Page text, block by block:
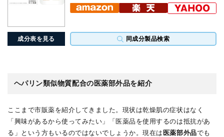
成分表を見る 同成分製品検索
ヘパリン類似物質配合の医薬部外品を紹介
ここまで市販薬を紹介してきました。現状は乾燥肌の症状はなく
「興味があるから使ってみたい」「医薬品を使用するのは抵抗があ
る」という方もいるのではないでしょうか。現在は 医薬部外品でも